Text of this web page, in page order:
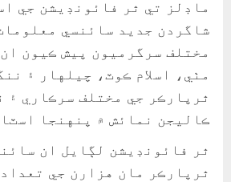
ماڊلز تي ٿر فائونڊيشن جي
شاگردن جديد سائنسي
مختلف سرگرميون پيش ڪيون ان
مٺي، اسلام ڪوٽ، چيلهار ۽
ٿرپارڪر جي مختلف سرڪاري ۽
ڪاليجن نمائش ۾ پنهنجا
ٿر فائونڊيشن لڳايل ان
ٿرپارڪر مان هزارن جي